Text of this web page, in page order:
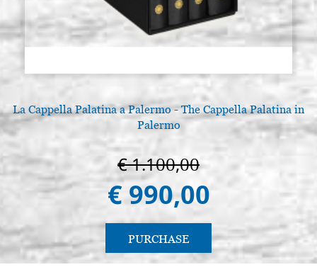
La Cappella Palatina a Palermo - The Cappella Palatina in
Palermo
€ 1.100,00
€ 990,00
PURCHASE